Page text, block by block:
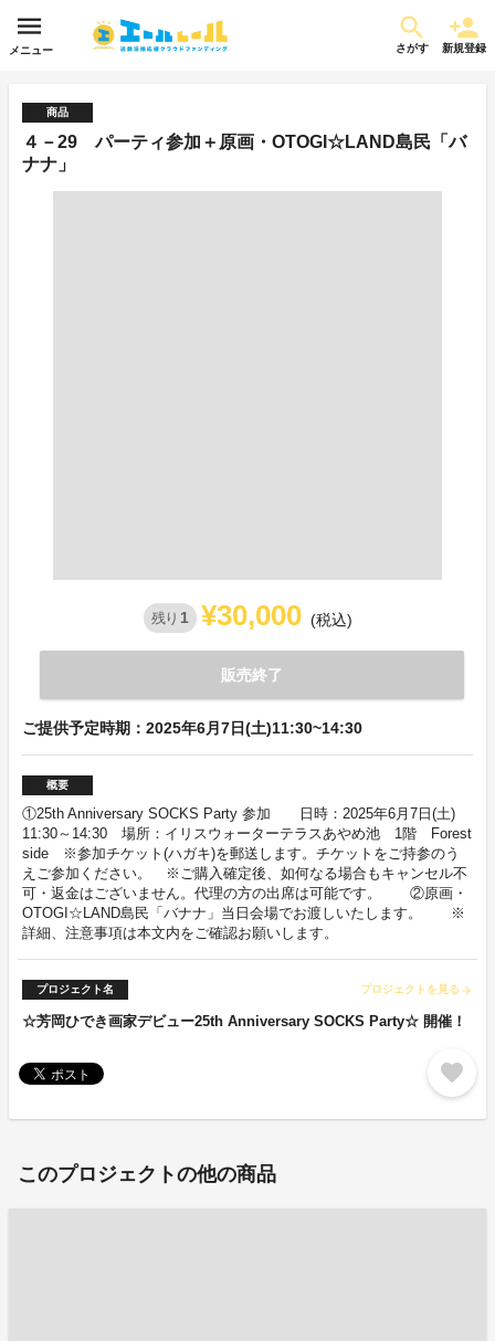
メニュー さがす 新規登録
商品
４－29 パーティ参加＋原画・OTOGI☆LAND島民「バ
ナナ」
残り 1 ¥30,000 (税込)
販売終了
ご提供予定時期：2025年6月7日(土)11:30~14:30
概要
①25th Anniversary SOCKS Party 参加 日時：2025年6月7日(土)
11:30～14:30 場所：イリスウォーターテラスあやめ池 1階 Forest
side ※参加チケット(ハガキ)を郵送します。チケットをご持参のう
えご参加ください。 ※ご購入確定後、如何なる場合もキャンセル不
可・返金はございません。代理の方の出席は可能です。 ②原画・
OTOGI☆LAND島民「バナナ」当日会場でお渡しいたします。 ※
詳細、注意事項は本文内をご確認お願いします。
プロジェクト名 プロジェクトを見る arrow_forward
☆芳岡ひでき画家デビュー25th Anniversary SOCKS Party☆ 開催！
favorite
このプロジェクトの他の商品